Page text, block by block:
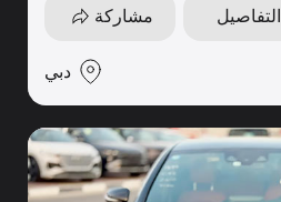
التفاصيل مشاركة
دبي